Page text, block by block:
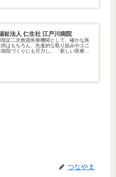
祉法人 仁生社 江戸川病院
指定二次救急医療機関として、確かな医
はもちろん、先進的な取り組みやユニ
病院づくりにも尽力し、「新しい医療」
つなやま